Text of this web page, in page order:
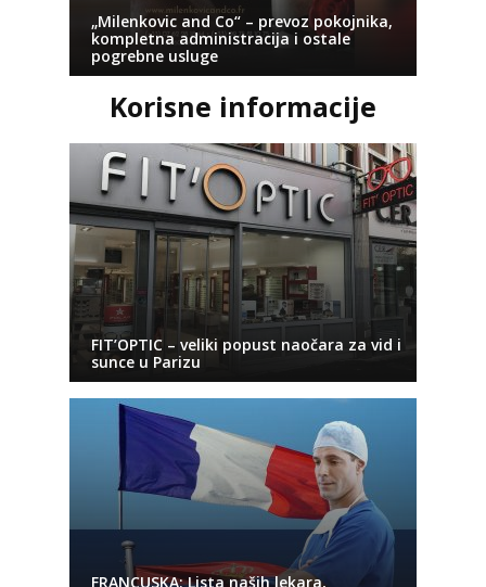
„Milenkovic and Co“ – prevoz pokojnika,
kompletna administracija i ostale
pogrebne usluge
Korisne informacije
FIT’OPTIC – veliki popust naočara za vid i
sunce u Parizu
FRANCUSKA: Lista naših lekara,